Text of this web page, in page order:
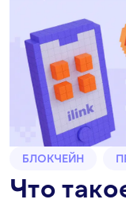
БЛОКЧЕЙН
Что